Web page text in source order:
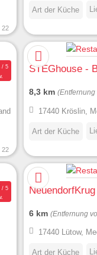
22
Art der Küche
22
STEGhouse -
8,3 km (Entfernung
17440 Kröslin,
Art der Küche
NeuendorfKrug
6 km (Entfernung
17440 Lütow,
Art der Küche